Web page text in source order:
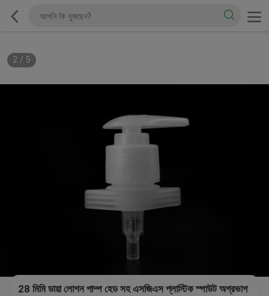
2/ 5
28 মিমি ডায়া লোশন পাম্প হেড সহ এসজিএস প্লাস্টিক স্পাউট অগ্রভাগ